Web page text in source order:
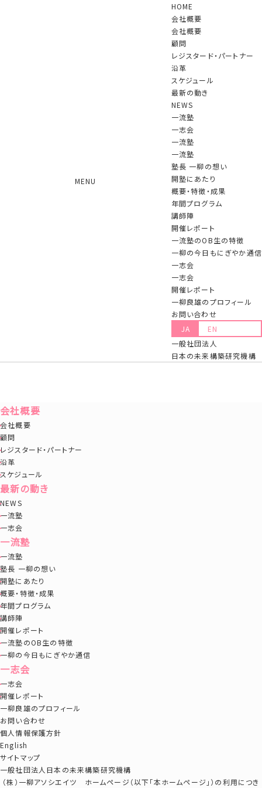
MENU
HOME
会社概要
会社概要
顧問
レジスタード・パートナー
沿革
スケジュール
最新の動き
NEWS
一流塾
一志会
一流塾
一流塾
塾長 一柳の想い
開塾にあたり
概要・特徴・成果
年間プログラム
講師陣
開催レポート
一流塾のOB生の特徴
一柳の今日もにぎやか通信
一志会
一志会
開催レポート
一柳良雄のプロフィール
お問い合わせ
JA
EN
一般社団法人
日本の未来構築研究機構
『一柳の今日もにぎやか通信』がスタ
2026.06.29 更新
『一柳の今日もにぎやか通信』が本日、スタートしました!!
塾長・一柳の日常から塾生たちのホットなトピックまで、アルバム
会社概要
会社概要
顧問
レジスタード・パートナー
沿革
スケジュール
最新の動き
NEWS
一流塾
一志会
一流塾
一流塾
塾長 一柳の想い
開塾にあたり
概要・特徴・成果
年間プログラム
講師陣
開催レポート
一流塾のOB生の特徴
一柳の今日もにぎやか通信
一志会
一志会
開催レポート
一柳良雄のプロフィール
お問い合わせ
個人情報保護方針
English
サイトマップ
一般社団法人日本の未来構築研究機構
（株）一柳アソシエイツ ホームページ（以下「本ホームページ」）の利用につき